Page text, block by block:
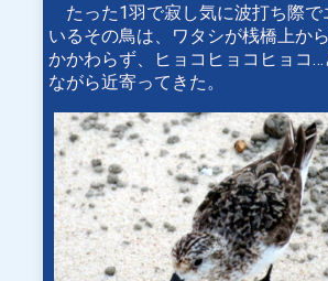
たった1羽で寂し気に波打ち際で
いるその鳥は、ワタシが桟橋上か
かかわらず、ヒョコヒョコヒョコ…
ながら近寄ってきた。